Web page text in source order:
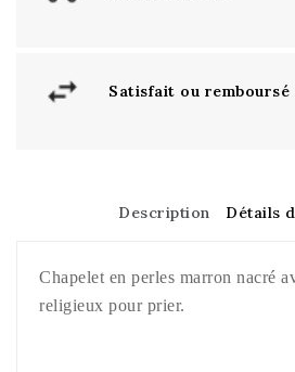
Satisfait ou remboursé
Description Détails
Chapelet en perles marron nacré
religieux pour prier.